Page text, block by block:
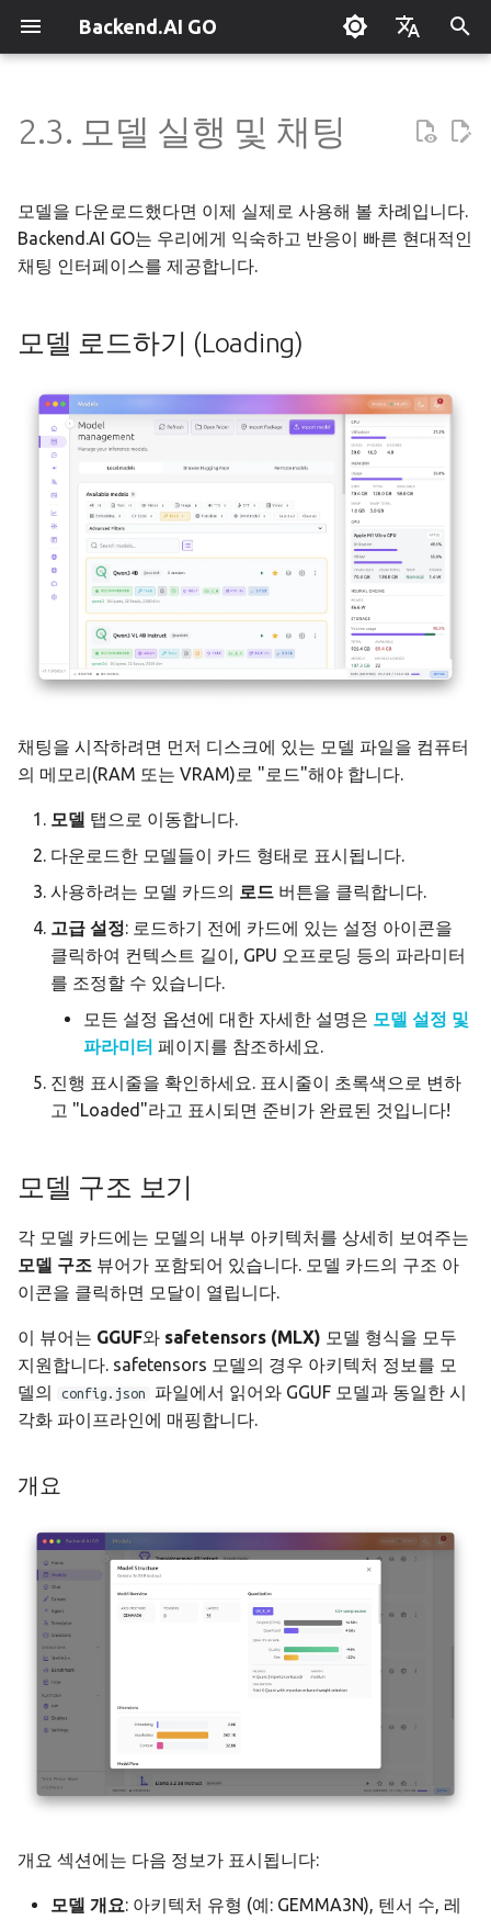
Backend.AI GO
한국어
화
Backend.AI GO 란?
퀵스타트
설치하기
모델 로드하기 (Loading)
모델 구조 보기
개요
트랜스포머 레이어 상세
위치 인코딩 및 정규화
채팅 인터페이스
대화 관리
주요 기능
채팅 파라미터 이해하기
헤더의 모델 상태 표시
빠른 작업 팝오버
모델 언로드
일괄 작업
선택 모드 진입
모델 선택
선택 모드 종료
모델 패키지 내보내기 및 가져
오기
모델 내보내기
패키지 가져오기
패키지 기능
추론 설정 번들링
개요
도구 & 권한
에이전트 프로필
ACP 서버
개요
Squad 만들기
템플릿
워크스페이스 & 메모리
예산 & 안전
모니터링 & 분석
Hermes 설정
개요
엔진 관리
llama.cpp
vLLM
SGLang
병렬 요청 슬롯
Continuum Router
외부 접속 설정
모델 허브 미러
라우터 통계 집계 범위
개요
OpenAI
Anthropic
원격 vLLM
개요
수동 등록
자동 발견
파이프라인 병렬 계획
파이프라인 서빙
실행 가이드
Squad 컨테이너 모드
Cowork 컨테이너 모드
보안 모델
작업 스케줄링
API 레퍼런스
문제 해결
슈퍼바이저 에이전트
엔터프라이즈 배포
관리자 가이드
정책 서버
에어갭 배포
오프라인 라이선스
고정 엔드포인트 배포
감사 & 컴플라이언스
정책 스키마 레퍼런스
클러스터 연동
플러그인 개발 가이드
앱 제어 도구 레퍼런스
헤드리스 모드
Docker 배포
CLI 레퍼런스
Claude Code 사용하기
로컬 코딩 어시스턴트
기밀 문서 번역
AI로 데이터 분석하기
팀 AI와 멀티노드
오프라인 전용 설정
OpenClaw / NanoClaw 마이
단축키
시스템 트레이
문제 해결
2.3. 모델 실행 및 채팅
모델을 다운로드했다면 이제 실제로 사용해 볼 차례입니다.
Backend.AI GO는 우리에게 익숙하고 반응이 빠른 현대적인
채팅 인터페이스를 제공합니다.
모델 로드하기 (Loading)
채팅을 시작하려면 먼저 디스크에 있는 모델 파일을 컴퓨터
의 메모리(RAM 또는 VRAM)로 "로드"해야 합니다.
모델 탭으로 이동합니다.
다운로드한 모델들이 카드 형태로 표시됩니다.
사용하려는 모델 카드의 로드 버튼을 클릭합니다.
고급 설정: 로드하기 전에 카드에 있는 설정 아이콘을
클릭하여 컨텍스트 길이, GPU 오프로딩 등의 파라미터
를 조정할 수 있습니다.
모든 설정 옵션에 대한 자세한 설명은 모델 설정 및
파라미터 페이지를 참조하세요.
진행 표시줄을 확인하세요. 표시줄이 초록색으로 변하
고 "Loaded"라고 표시되면 준비가 완료된 것입니다!
모델 구조 보기
각 모델 카드에는 모델의 내부 아키텍처를 상세히 보여주는
모델 구조 뷰어가 포함되어 있습니다. 모델 카드의 구조 아
이콘을 클릭하면 모달이 열립니다.
이 뷰어는 GGUF와 safetensors (MLX) 모델 형식을 모두
지원합니다. safetensors 모델의 경우 아키텍처 정보를 모
델의
config.json
파일에서 읽어와 GGUF 모델과 동일한 시
각화 파이프라인에 매핑합니다.
개요
개요 섹션에는 다음 정보가 표시됩니다:
모델 개요: 아키텍처 유형 (예: GEMMA3N), 텐서 수, 레